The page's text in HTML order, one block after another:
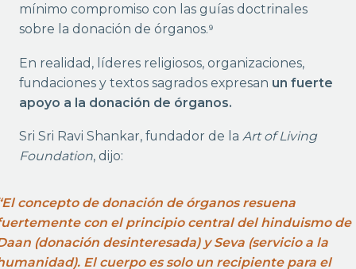
mínimo compromiso con las guías doctrinales
sobre la donación de órganos.⁹
En realidad, líderes religiosos, organizaciones,
fundaciones y textos sagrados expresan un fuerte
apoyo a la donación de órganos.
Sri Sri Ravi Shankar, fundador de la Art of Living
Foundation, dijo:
concepto de donación de órganos resuena
con el principio central del hinduismo de
(donación desinteresada) y Seva (servicio a la
El cuerpo es solo un recipiente para el